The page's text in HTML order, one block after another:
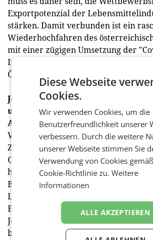
Exportpotenzial der
stärken. Damit verbunden ist ein
Wiederhochfahren des
mit einer zügigen Umsetzung der
Impfstrategie" essenziell für den
Österreich.
Jobmotor Lebensmittelindustrie
unterstützen, nachhaltig ankurbeln
Arbeitsplätze in vielen anderen
Viele Betriebe der
Zulieferer unter dem
Gastronomie, Tourismus und
helfen, die Arbeitsplätze und das
Betriebe abzusichern: Jeder Euro,
Lebensmittelindustrie erwirtschaftet
Euro an Wertschöpfung in anderen
Jeder Arbeitsplatz in der
bewirkt die Schaffung oder
Diese Webseite
Cookies.
Wir verwenden Cookies, um die
Benutzerfreundlichkeit unserer
verbessern. Durch die weitere
unserer Webseite stimmen Sie
Verwendung von Cookies
Cookie-Richtlinie zu.Weitere
Informationen
ALLE AKZEPTIEREN